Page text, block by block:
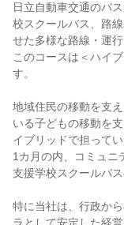
日立自動車交通のバ
校スクールバス、路
せた多様な路線・運行
このコースは＜ハイ
す。
地域住民の移動を支
いる子どもの移動を
イブリッドで担ってい
1カ月の内、コミュニ
支援学校スクールバ
特に当社は、行政か